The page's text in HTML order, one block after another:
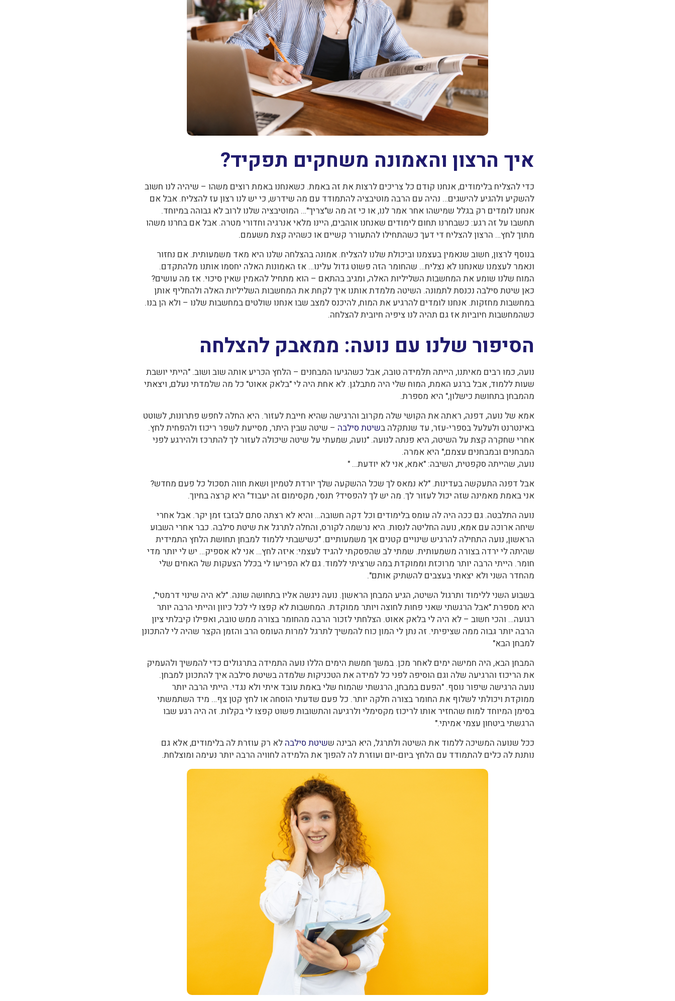
איך הרצון והאמונה משחקים תפקיד?
כדי להצליח בלימודים, אנחנו קודם כל צריכים לרצות את זה באמת. כשאנחנו באמת רוצים משהו – שיהיה לנו חשוב
להשקיע ולהגיע להישגים… נהיה עם הרבה מוטיבציה להתמודד עם מה שידרש, כי יש לנו רצון עז להצליח. אבל אם
אנחנו לומדים רק בגלל שמישהו אחר אמר לנו, או כי זה מה ש"צריך"… המוטיבציה שלנו לרוב לא גבוהה במיוחד.
תחשבו על זה רגע: כשבחרנו תחום לימודים שאנחנו אוהבים, היינו מלאי אנרגיה וחדורי מטרה. אבל אם בחרנו משהו
מתוך לחץ… הרצון להצליח די דעך כשהתחילו להתעורר קשיים או כשהיה קצת משעמם.
בנוסף לרצון, חשוב שנאמין בעצמנו וביכולת שלנו להצליח. אמונה בהצלחה שלנו היא מאד משמעותית. אם נחזור
ונאמר לעצמנו שאנחנו לא נצליח… שהחומר הזה פשוט גדול עלינו… אז האמונות האלה יחסמו אותנו מלהתקדם.
המוח שלנו שומע את המחשבות השליליות האלה, ומגיב בהתאם – הוא מתחיל להאמין שאין סיכוי. אז מה עושים?
כאן שיטת סילבה נכנסת לתמונה. השיטה מלמדת אותנו איך לקחת את המחשבות השליליות האלה ולהחליף אותן
במחשבות מחזקות. אנחנו לומדים להרגיע את המוח, להיכנס למצב שבו אנחנו שולטים במחשבות שלנו – ולא הן בנו.
כשהמחשבות חיוביות אז גם תהיה לנו ציפיה חיובית להצלחה.
הסיפור שלנו עם נועה: ממאבק להצלחה
נועה, כמו רבים מאיתנו, הייתה תלמידה טובה, אבל כשהגיעו המבחנים – הלחץ הכריע אותה שוב ושוב. "הייתי יושבת
שעות ללמוד, אבל ברגע האמת, המוח שלי היה מתבלגן. לא אחת היה לי "בלאק אאוט" כל מה שלמדתי נעלם, ויצאתי
מהמבחן בתחושת כישלון," היא מספרת.
אמא של נועה, דפנה, ראתה את הקושי שלה מקרוב והרגישה שהיא חייבת לעזור. היא החלה לחפש פתרונות, לשוטט
באינטרנט ולעלעל בספרי-עזר, עד שנתקלה בשיטת סילבה – שיטה שבין היתר, מסייעת לשפר ריכוז ולהפחית לחץ.
אחרי שחקרה קצת על השיטה, היא פנתה לנועה. "נועה, שמעתי על שיטה שיכולה לעזור לך להתרכז ולהירגע לפני
המבחנים ובמבחנים עצמם," היא אמרה.
נועה, שהייתה סקפטית, השיבה: "אמא, אני לא יודעת… "
אבל דפנה התעקשה בעדינות. "לא נמאס לך שכל ההשקעה שלך יורדת לטמיון ושאת חווה תסכול כל פעם מחדש?
אני באמת מאמינה שזה יכול לעזור לך. מה יש לך להפסיד? תנסי, מקסימום זה יעבוד" היא קרצה בחיוך.
נועה התלבטה. גם ככה היה לה עומס בלימודים וכל דקה חשובה… והיא לא רצתה סתם לבזבז זמן יקר. אבל אחרי
שיחה ארוכה עם אמא, נועה החליטה לנסות. היא נרשמה לקורס, והחלה לתרגל את שיטת סילבה. כבר אחרי השבוע
הראשון, נועה התחילה להרגיש שינויים קטנים אך משמעותיים. "כשישבתי ללמוד למבחן תחושת הלחץ התמידית
שהיתה לי ירדה בצורה משמעותית. שמתי לב שהפסקתי להגיד לעצמי: איזה לחץ… אני לא אספיק… יש לי יותר מדי
חומר. הייתי הרבה יותר מרוכזת וממוקדת במה שרציתי ללמוד. גם לא הפריעו לי בכלל הצעקות של האחים שלי
מהחדר השני ולא יצאתי בעצבים להשתיק אותם".
בשבוע השני ללימוד ותרגול השיטה, הגיע המבחן הראשון. נועה ניגשה אליו בתחושה שונה. "לא היה שינוי דרמטי",
היא מספרת "אבל הרגשתי שאני פחות לחוצה ויותר ממוקדת. המחשבות לא קפצו לי לכל כיוון והייתי הרבה יותר
רגועה… והכי חשוב – לא היה לי בלאק אאוט. הצלחתי לזכור הרבה מהחומר בצורה ממש טובה, ואפילו קיבלתי ציון
הרבה יותר גבוה ממה שציפיתי. זה נתן לי המון כוח להמשיך לתרגל למרות העומס הרב והזמן הקצר שהיה לי להתכונן
למבחן הבא"
המבחן הבא, היה חמישה ימים לאחר מכן. במשך חמשת הימים הללו נועה התמידה בתרגולים כדי להמשיך ולהעמיק
את הריכוז והרגיעה שלה וגם הוסיפה לפני כל למידה את הטכניקות שלמדה בשיטת סילבה איך להתכונן למבחן.
נועה הרגישה שיפור נוסף. "הפעם במבחן, הרגשתי שהמוח שלי באמת עובד איתי ולא נגדי. הייתי הרבה יותר
ממוקדת ויכולתי לשלוף את החומר בצורה חלקה יותר. כל פעם שדעתי הוסחה או לחץ קטן צף… מיד השתמשתי
בסימן המיוחד למוח שהחזיר אותו לריכוז מקסימלי ולרגיעה והתשובות פשוט קפצו לי בקלות. זה היה רגע שבו
הרגשתי ביטחון עצמי אמיתי."
ככל שנועה המשיכה ללמוד את השיטה ולתרגל, היא הבינה ששיטת סילבה לא רק עוזרת לה בלימודים, אלא גם
נותנת לה כלים להתמודד עם הלחץ ביום-יום ועוזרת לה להפוך את הלמידה לחוויה הרבה יותר נעימה ומוצלחת.